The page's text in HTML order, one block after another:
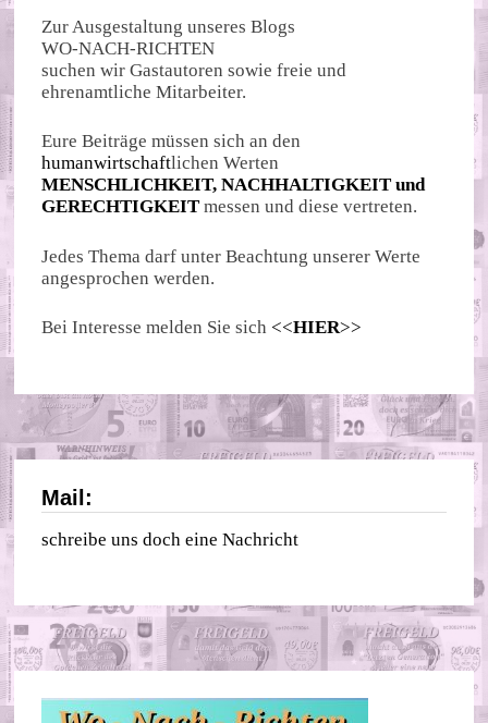
Zur Ausgestaltung unseres Blogs
WO-NACH-RICHTEN
suchen wir Gastautoren sowie freie und
ehrenamtliche Mitarbeiter.
Eure Beiträge müssen sich an den
humanwirtschaftlichen Werten
MENSCHLICHKEIT, NACHHALTIGKEIT und
GERECHTIGKEIT messen und diese vertreten.
Jedes Thema darf unter Beachtung unserer Werte
angesprochen werden.
Bei Interesse melden Sie sich <<HIER>>
Mail:
schreibe uns doch eine Nachricht